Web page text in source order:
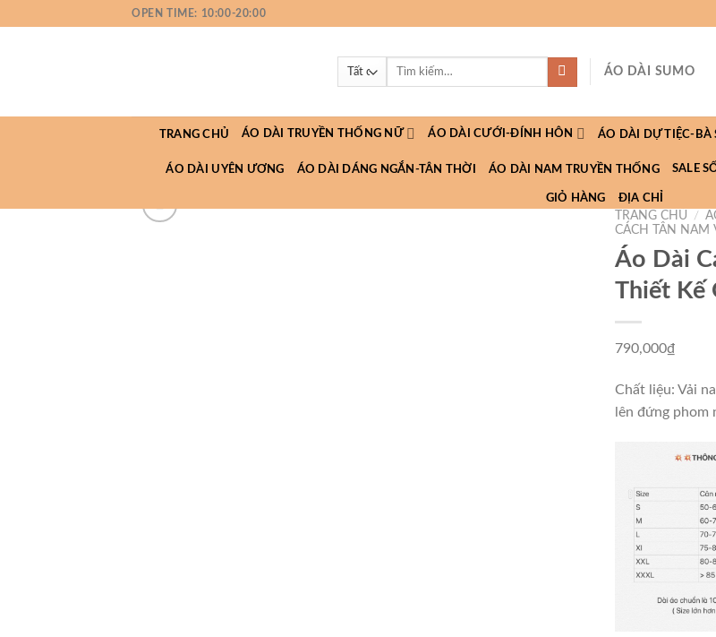
OPEN TIME: 10:00-20:00
Tìm
ÁO DÀI SUMO
TRANG CHỦ ÁO DÀI TRUYỀN THỐNG NỮ ÁO DÀI CƯỚI-ĐÍNH HÔN ÁO DÀI DỰ TIỆC-BÀ
ÁO DÀI UYÊN ƯƠNG ÁO DÀI DÁNG NGẮN-TÂN THỜI ÁO DÀI NAM TRUYỀN THỐNG SALE
GIỎ HÀNG ĐỊA CHỈ
TRANG CHỦ /
CÁCH TÂN NAM
Áo Dài
Thiết Kế
790,000₫
Chất liệu: Vải
lên đứng phom